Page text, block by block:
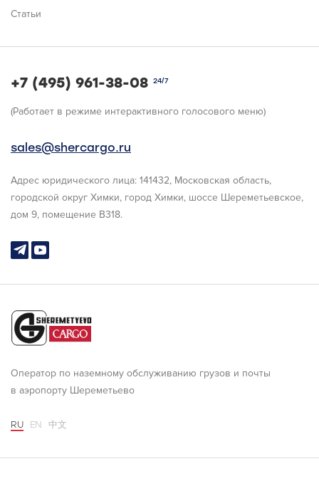
Статьи
+7 (495) 961-38-08 24/7
(Работает в режиме интерактивного голосового меню)
sales@shercargo.ru
Адрес юридического лица: 141432, Московская область,
городской округ Химки, город Химки, шоссе Шереметьевское,
дом 9, помещение В318.
Оператор по наземному обслуживанию грузов и почты
в аэропорту Шереметьево
RU EN 中文